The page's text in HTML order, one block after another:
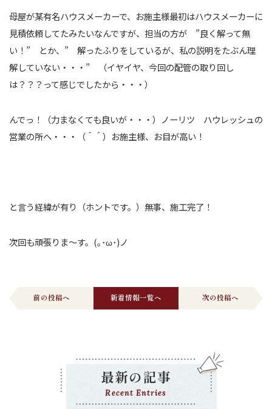
母屋が某有名ハウスメーカーで、お施主様最初はハウスメーカーに
見積依頼してたみたいなんですが、担当の方が ”良く解って無
い！” とか、” 解ったふりをしているが、私の説明をたぶん理
解していない・・・” （イヤイヤ、今回の配管の取り回し
は？？？って感じでしたから・・・）
んでっ！（力まなくても良いが・・・）ノーリツ ハウレッシュの
営業の所へ・・・（＾＾）お施主様、お目が高い！
と言う経緯が有り（ホントです。）無事、施工完了！
次回も頑張りま～す。(｡･ω･)ノ
前の投稿へ 新着情報一覧へ 次の投稿へ
最新の記事
Recent Entries